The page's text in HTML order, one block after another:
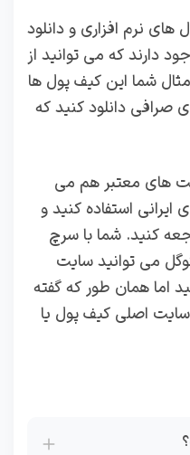
های نرم افزاری و دانلود
دارند که می توانید از
شما این کیف پول ها
صرافی دانلود کنید که
های معتبر هم می
ایرانی استفاده کنید و
کنید. شما با سرچ
می توانید سایت
اما همان طور که گفته
سایت اصلی کیف پول یا